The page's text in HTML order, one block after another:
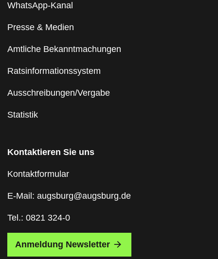
WhatsApp-Kanal
Presse & Medien
Amtliche Bekanntmachungen
Ratsinformationssystem
Ausschreibungen/Vergabe
Statistik
Kontaktieren Sie uns
Kontaktformular
E-Mail: augsburg@augsburg.de
Tel.: 0821 324-0
Anmeldung Newsletter